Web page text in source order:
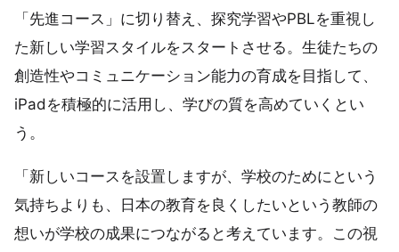
「先進コース」に切り替え、探究学習やPBLを重視し
た新しい学習スタイルをスタートさせる。生徒たちの
創造性やコミュニケーション能力の育成を目指して、
iPadを積極的に活用し、学びの質を高めていくとい
う。
「新しいコースを設置しますが、学校のためにという
気持ちよりも、日本の教育を良くしたいという教師の
想いが学校の成果につながると考えています。この視